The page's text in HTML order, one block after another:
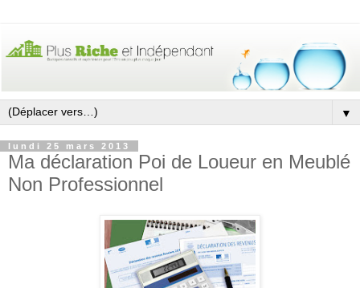
▼
lundi 25 mars 2013
Ma déclaration Poi de Loueur en Meublé
Non Professionnel